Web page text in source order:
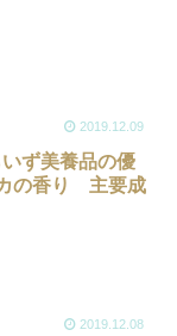
2019.12.09
いず美養品の優
の香り 主要成
2019.12.08